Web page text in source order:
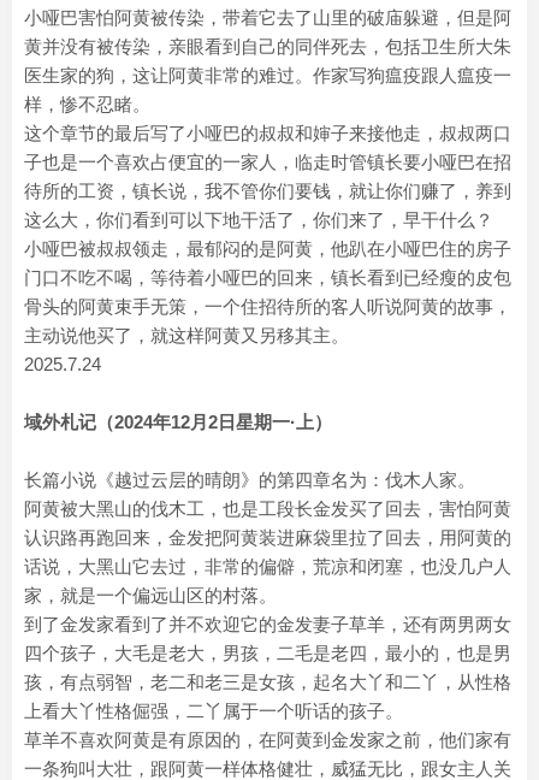
小哑巴害怕阿黄被传染，带着它去了山里的破庙躲避，但是阿
黄并没有被传染，亲眼看到自己的同伴死去，包括卫生所大朱
医生家的狗，这让阿黄非常的难过。作家写狗瘟疫跟人瘟疫一
样，惨不忍睹。
这个章节的最后写了小哑巴的叔叔和婶子来接他走，叔叔两口
子也是一个喜欢占便宜的一家人，临走时管镇长要小哑巴在招
待所的工资，镇长说，我不管你们要钱，就让你们赚了，养到
这么大，你们看到可以下地干活了，你们来了，早干什么？
小哑巴被叔叔领走，最郁闷的是阿黄，他趴在小哑巴住的房子
门口不吃不喝，等待着小哑巴的回来，镇长看到已经瘦的皮包
骨头的阿黄束手无策，一个住招待所的客人听说阿黄的故事，
主动说他买了，就这样阿黄又另移其主。
2025.7.24
域外札记（2024年12月2日星期一·上）
长篇小说《越过云层的晴朗》的第四章名为：伐木人家。
阿黄被大黑山的伐木工，也是工段长金发买了回去，害怕阿黄
认识路再跑回来，金发把阿黄装进麻袋里拉了回去，用阿黄的
话说，大黑山它去过，非常的偏僻，荒凉和闭塞，也没几户人
家，就是一个偏远山区的村落。
到了金发家看到了并不欢迎它的金发妻子草羊，还有两男两女
四个孩子，大毛是老大，男孩，二毛是老四，最小的，也是男
孩，有点弱智，老二和老三是女孩，起名大丫和二丫，从性格
上看大丫性格倔强，二丫属于一个听话的孩子。
草羊不喜欢阿黄是有原因的，在阿黄到金发家之前，他们家有
一条狗叫大壮，跟阿黄一样体格健壮，威猛无比，跟女主人关